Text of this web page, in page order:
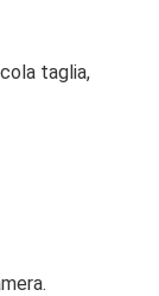
taglia,